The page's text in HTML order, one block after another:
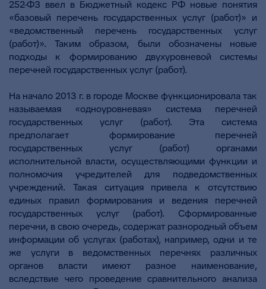
252-ФЗ ввел в Бюджетный кодекс РФ новые понятия
«базовый перечень государственных услуг (работ)» и
«ведомственный перечень государственных услуг
(работ)». Таким образом, были обозначены новые
подходы к формированию двухуровневой системы
перечней государственных услуг (работ).
На начало 2013 г. в городе Москве функционировала так
называемая «одноуровневая» система перечней
государственных услуг (работ). Эта система
предполагает формирование перечней
государственных услуг (работ) органами
исполнительной власти, осуществляющими функции и
полномочия учредителей для подведомственных
учреждений. Такая ситуация привела к отсутствию
единых правил формирования и ведения перечней
государственных услуг (работ). Сформированные
перечни, в свою очередь, содержат разнородный объем
информации об услугах (работах), например, одни и те
же услуги в ведомственных перечнях различных
органов власти имеют разное наименование,
вследствие чего проведение сравнительного анализа